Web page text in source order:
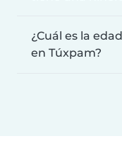
¿Cuál es la
en Túxpam?